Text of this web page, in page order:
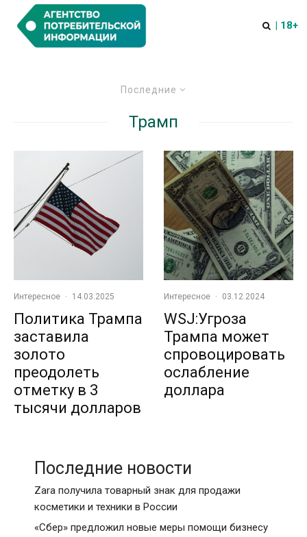
| 18+
Последние
Трамп
Интересное · 14.03.2025
Политика Трампа
заставила
золото
преодолеть
отметку в 3
тысячи долларов
Интересное · 03.12.2024
WSJ:Угроза
Трампа может
спровоцировать
ослабление
доллара
Последние новости
Zara получила товарный знак для продажи
косметики и техники в России
«Сбер» предложил новые меры помощи бизнесу